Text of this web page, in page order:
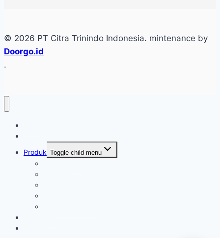
© 2026 PT Citra Trinindo Indonesia. mintenance by
Doorgo.id
.
Produk Toggle child menu